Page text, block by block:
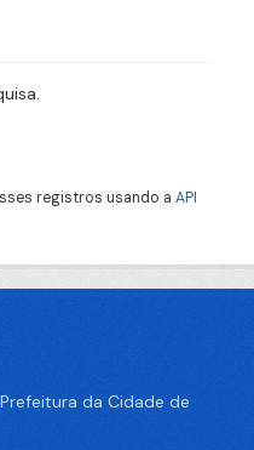
registros usando a API
da Cidade de